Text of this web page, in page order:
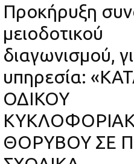
Προκήρυξη
μειοδοτικού
διαγωνισμού,
υπηρεσία:
ΟΔΙΚΟΥ
ΘΟΡΥΒΟΥ ΣΕ